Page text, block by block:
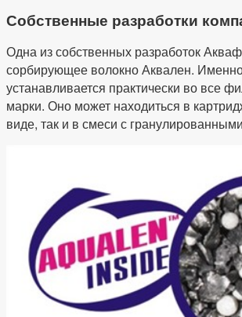
Собственные разработки
Одна из собственных разработок
сорбирующее волокно Аквален.
устанавливается практически во все
марки. Оно может находиться в
виде, так и в смеси с